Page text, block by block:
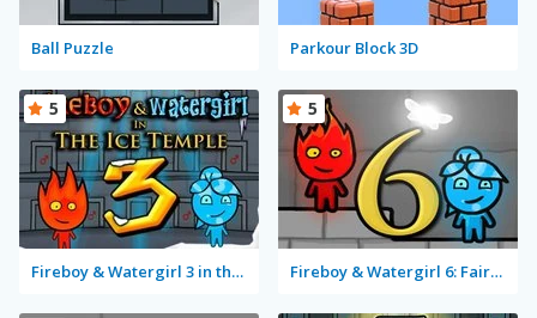
Ball Puzzle Parkour Block 3D
Fireboy & Watergirl 3 in the Ice Temple
5
Fireboy & Watergirl 6: Fairy Tales
5